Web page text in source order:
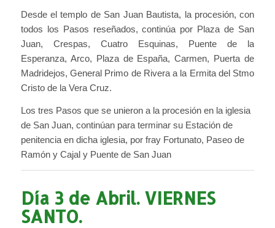
Desde el templo de San Juan Bautista, la procesión, con
todos los Pasos reseñados, continúa por Plaza de San
Juan, Crespas, Cuatro Esquinas, Puente de la
Esperanza, Arco, Plaza de España, Carmen, Puerta de
Madridejos, General Primo de Rivera a la Ermita del Stmo
Cristo de la Vera Cruz.
Los tres Pasos que se unieron a la procesión en la iglesia
de San Juan, continúan para terminar su Estación de
penitencia en dicha iglesia, por fray Fortunato, Paseo de
Ramón y Cajal y Puente de San Juan
Día 3 de Abril. VIERNES
SANTO.